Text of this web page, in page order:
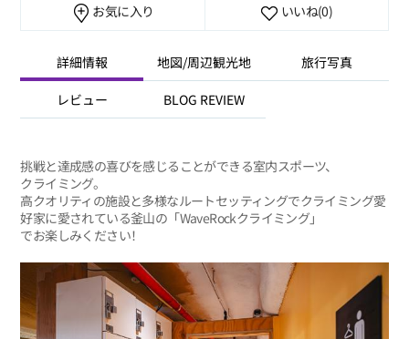
お気に入り いいね(0)
詳細情報 地図/周辺観光地 旅行写真
レビュー BLOG REVIEW
挑戦と達成感の喜びを感じることができる室内スポーツ、
クライミング。
高クオリティの施設と多様なルートセッティングでクライミング愛
好家に愛されている釜山の「WaveRockクライミング」
でお楽しみください！